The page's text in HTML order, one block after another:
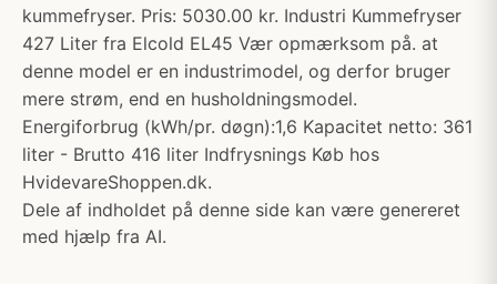
kummefryser. Pris: 5030.00 kr. Industri Kummefryser
427 Liter fra Elcold EL45 Vær opmærksom på. at
denne model er en industrimodel, og derfor bruger
mere strøm, end en husholdningsmodel.
Energiforbrug (kWh/pr. døgn):1,6 Kapacitet netto: 361
liter - Brutto 416 liter Indfrysnings Køb hos
HvidevareShoppen.dk.
Dele af indholdet på denne side kan være genereret
med hjælp fra AI.